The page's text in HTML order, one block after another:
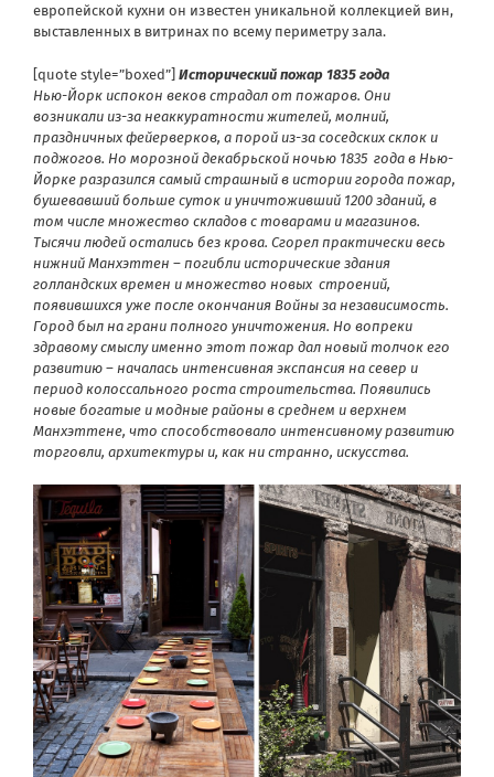
европейской кухни он известен уникальной коллекцией вин,
выставленных в витринах по всему периметру зала.
[quote style=”boxed”] Исторический пожар 1835 года
Нью-Йорк испокон веков страдал от пожаров. Они
возникали из-за неаккуратности жителей, молний,
праздничных фейерверков, а порой из-за соседских склок и
поджогов. Но морозной декабрьской ночью 1835 года в Нью-
Йорке разразился самый страшный в истории города пожар,
бушевавший больше суток и уничтоживший 1200 зданий, в
том числе множество складов с товарами и магазинов.
Тысячи людей остались без крова. Сгорел практически весь
нижний Манхэттен – погибли исторические здания
голландских времен и множество новых строений,
появившихся уже после окончания Войны за независимость.
Город был на грани полного уничтожения. Но вопреки
здравому смыслу именно этот пожар дал новый толчок его
развитию – началась интенсивная экспансия на север и
период колоссального роста строительства. Появились
новые богатые и модные районы в среднем и верхнем
Манхэттене, что способствовало интенсивному развитию
торговли, архитектуры и, как ни странно, искусства.